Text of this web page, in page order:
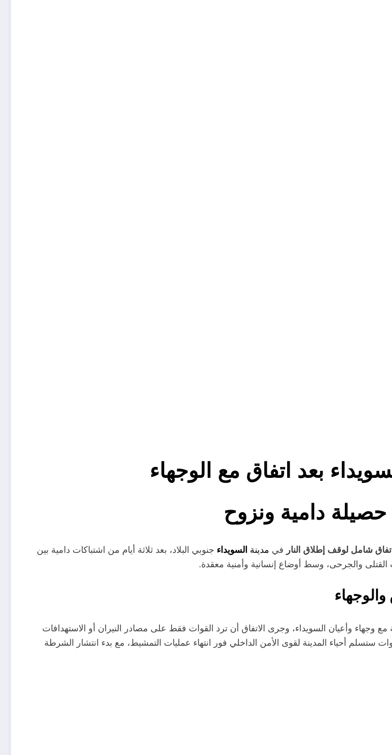
بعد اتفاق مع الوجهاء
دامية ونزوح
شامل لوقف إطلاق النار في مدينة السويداء جنوبي البلاد، بعد ثلاثة أيام من اشتباكات دامية بين
والجرحى، وسط أوضاع إنسانية وأمنية معقدة.
وجهاء وأعيان السويداء، وجرى الاتفاق أن ترد القوات فقط على مصادر النيران أو الاستهدافات
ستسلم أحياء المدينة لقوى الأمن الداخلي فور انتهاء عمليات التمشيط، مع بدء انتشار الشرطة